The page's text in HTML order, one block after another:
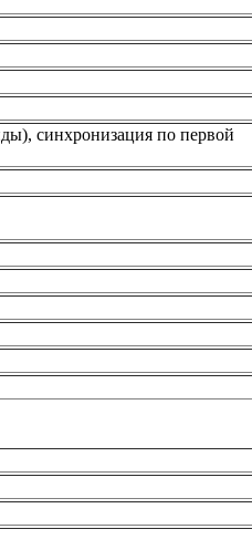
синхронизация по первой